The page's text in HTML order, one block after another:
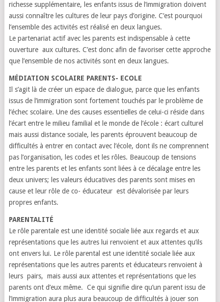
richesse supplémentaire, les enfants issus de l’immigration doivent
aussi connaître les cultures de leur pays d’origine. C’est pourquoi
l’ensemble des activités est réalisé en deux langues.
Le partenariat actif avec les parents est indispensable à cette
ouverture aux cultures. C’est donc afin de favoriser cette approche
que l’ensemble de nos activités sont en deux langues.
MÉDIATION SCOLAIRE PARENTS- ECOLE
Il s’agit là de créer un espace de dialogue, parce que les enfants
issus de l’immigration sont fortement touchés par le problème de
l’échec scolaire. Une des causes essentielles de celui-ci réside dans
l’écart entre le milieu familial et le monde de l’école : écart culturel
mais aussi distance sociale, les parents éprouvent beaucoup de
difficultés à entrer en contact avec l’école, dont ils ne comprennent
pas l’organisation, les codes et les rôles. Beaucoup de tensions
entre les parents et les enfants sont liées à ce décalage entre les
deux univers; les valeurs éducatives des parents sont mises en
cause et leur rôle de co- éducateur est dévalorisée par leurs
propres enfants.
PARENTALITÉ
Le rôle parentale est une identité sociale liée aux regards et aux
représentations que les autres lui renvoient et aux attentes qu’ils
ont envers lui. Le rôle parental est une identité sociale liée aux
représentations que les autres parents et éducateurs renvoient à
leurs pairs, mais aussi aux attentes et représentations que les
parents ont d’eux même. Ce qui signifie dire qu’un parent issu de
l’immigration aura plus aura beaucoup de difficultés à jouer son